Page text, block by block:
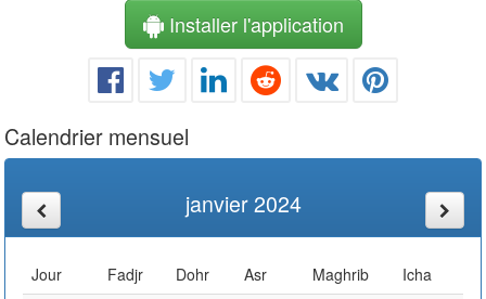
Installer l'application
Calendrier mensuel
janvier 2024
Jour Fadjr Dohr Asr Maghrib
Icha